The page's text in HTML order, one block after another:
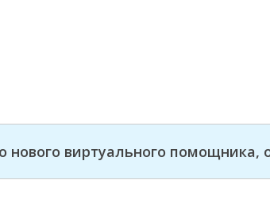
нового виртуального помощника,